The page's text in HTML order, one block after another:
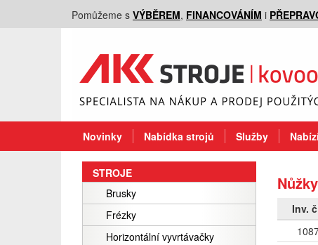
Pomůžeme s VÝBĚREM, FINANCOVÁNÍM i
Novinky Nabídka strojů Služby
STROJE
Brusky
Frézky
Horizontální vyvrtávačky
Inv.